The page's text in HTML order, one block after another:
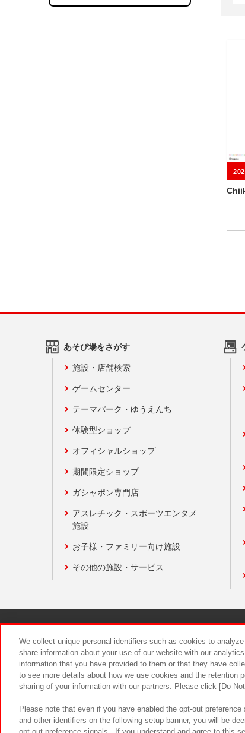
あそび場をさがす
施設・店舗検索
ゲームセンター
テーマパーク・ゆうえんち
体験型ショップ
オフィシャルショップ
期間限定ショップ
ガシャポン専門店
アスレチック・スポーツエンタメ
施設
お子様・ファミリー向け施設
その他の施設・サービス
食品
We collect unique personal identifiers such as cookies to
share information about your use of our website with our
information that you have provided to them or that they have
to see more details about how we use cookies and the retention
sharing of your information with our partners. Please click [Do
Please note that even if you have enabled the opt-out
and other identifiers on the following setup banner, you will be